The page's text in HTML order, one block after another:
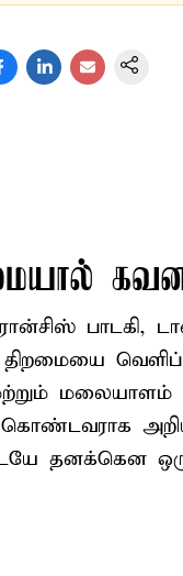
பாடகி,
கொண்டவராக
தனக்கென